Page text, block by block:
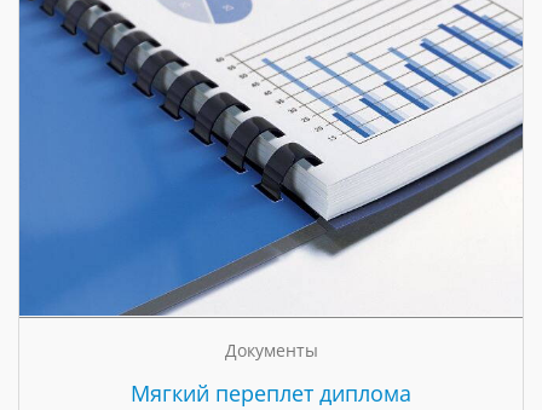
Документы
Мягкий переплет диплома